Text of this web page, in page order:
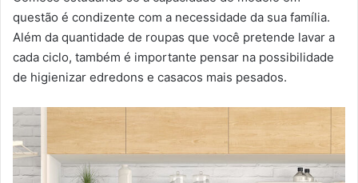
questão é condizente com a necessidade da sua família.
Além da quantidade de roupas que você pretende lavar a
cada ciclo, também é importante pensar na possibilidade
de higienizar edredons e casacos mais pesados.